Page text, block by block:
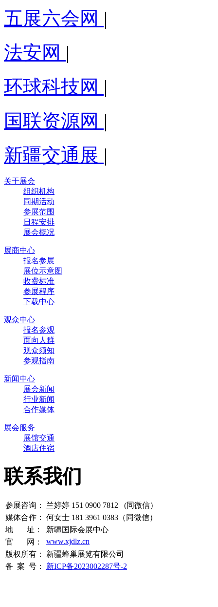
五展六会网 |
法安网 |
环球科技网 |
国联资源网 |
新疆交通展 |
关于展会
组织机构
同期活动
参展范围
日程安排
展会概况
展商中心
报名参展
展位示意图
收费标准
参展程序
下载中心
观众中心
报名参观
面向人群
观众须知
参观指南
新闻中心
展会新闻
行业新闻
合作媒体
展会服务
展馆交通
酒店住宿
联系我们
参展咨询：
兰婷婷 151 0900 7812 (同微信）
媒体合作：
何女士 181 3961 0383（同微信）
地 址：
新疆国际会展中心
官 网：
www.xjdlz.cn
版权所有：
新疆蜂巢展览有限公司
备 案 号：
新ICP备2023002287号-2